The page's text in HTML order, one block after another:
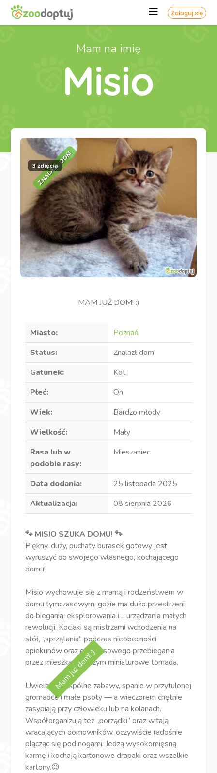
Zaloguj się
Mam na imię
Misio
ZNALAZŁ DOM
3 zdjęcia
MAM JUŻ DOM! :)
Miasto:
Poznań
Status:
Znalazł dom
Gatunek:
Kot
Płeć:
On
Wiek:
Bardzo młody
Wielkość:
Mały
Rasa lub w
podobie rasy:
Mieszaniec
Data dodania:
25 listopada 2025
Aktualizacja:
08 sierpnia 2026
Mam już dom! :)
🐾 MISIO SZUKA DOMU! 🐾
Piękny, duży, puchaty burasek gotowy jest
wyruszyć do swojego własnego, kochającego
domu!
Misio wychowuje się z mamą i rodzeństwem w
domu tymczasowym, gdzie ma dużo przestrzeni
do biegania, eksplorowania i… urządzania małych
rewolucji. Kociaki są mistrzami wchodzenia na
stół, „sprzątania” podczas nieobecności
opiekunów oraz ekspresowego przebiegania
przez mieszkanie niczym miniaturowe tornada.
Uwielbiają wspólne zabawy, spanie w przytulonej
gromadce i małe psoty — a wieczorem chętnie
zasypiają przy człowieku lub na kolanach.
Współorganizują też „porządki” oraz witają
wracających domowników, oczywiście radośnie
plącząc się pod nogami. Jedzą wysokomięsną
karmę i kochają kartonowe drapaki oraz wszelkie
kartony.😉